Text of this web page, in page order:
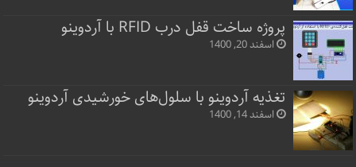
پروژه ساخت قفل‌ درب RFID با آردوینو
اسفند 20, 1400
تغذیه آردوینو با سلول‌های خورشیدی آردوینو
اسفند 14, 1400